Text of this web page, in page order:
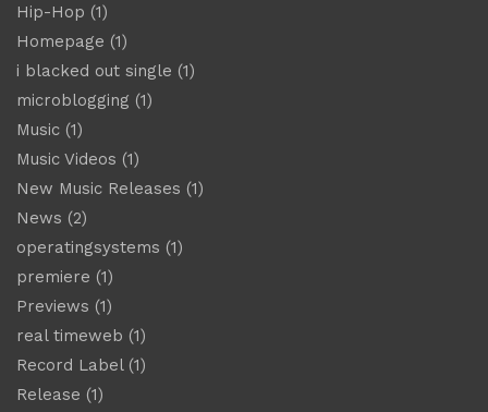
Hip-Hop (1)
Homepage (1)
i blacked out single (1)
microblogging (1)
Music (1)
Music Videos (1)
New Music Releases (1)
News (2)
operatingsystems (1)
premiere (1)
Previews (1)
real timeweb (1)
Record Label(1)
Release (1)